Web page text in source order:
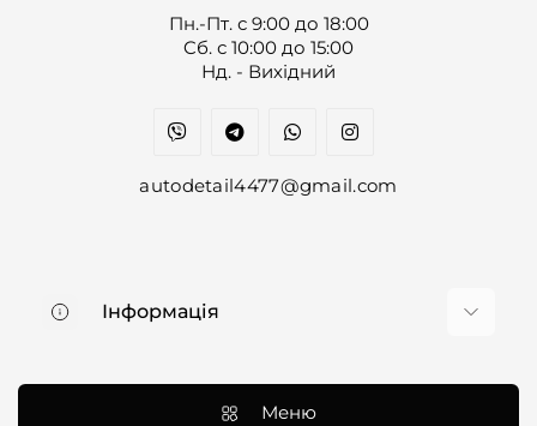
Пн.-Пт. с 9:00 до 18:00
Cб. с 10:00 до 15:00
Нд. - Вихідний
autodetail4477@gmail.com
Інформація
Меню